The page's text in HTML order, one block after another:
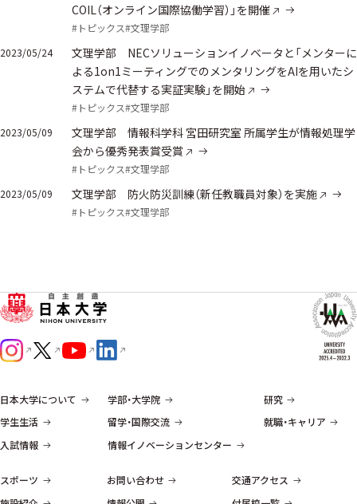
COIL（オンライン国際協働学習）」を開催
#トピックス#文理学部
2023/05/24
文理学部 NECソリューションイノベータと「メンターに
よる1on1ミーティングでのメンタリングをAIを用いたシ
ステムで代替する実証実験」を開始
#トピックス#文理学部
2023/05/09
文理学部 情報科学科 宮田研究室 所属学生が情報処理学
会から優秀発表賞受賞
#トピックス#文理学部
2023/05/09
文理学部 防火防災訓練（新任教職員対象）を実施
#トピックス#文理学部
日本大学について 学部・大学院
研究
学生生活
留学・国際交流
就職・キャリア
入試情報
情報イノベーションセンター
スポーツ お問い合わせ
交通アクセス